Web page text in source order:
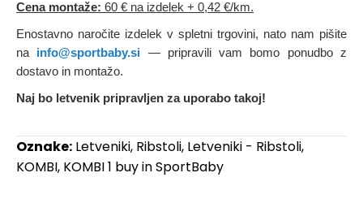
Cena montaže: 60 € na izdelek + 0,42 €/km.
Enostavno naročite izdelek v spletni trgovini, nato nam pišite
na info@sportbaby.si
— pripravili vam bomo ponudbo z
dostavo in montažo.
Naj bo letvenik pripravljen za uporabo takoj!
Oznake: Letveniki, Ribstoli, Letveniki - Ribstoli,
KOMBI, KOMBI 1 buy in SportBaby